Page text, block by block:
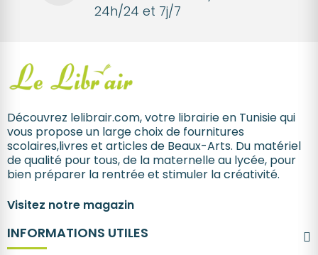
24h/24 et 7j/7
Découvrez lelibrair.com, votre librairie en Tunisie qui
vous propose un large choix de fournitures
scolaires,livres et articles de Beaux-Arts. Du matériel
de qualité pour tous, de la maternelle au lycée, pour
bien préparer la rentrée et stimuler la créativité.
Visitez notre magazin
INFORMATIONS UTILES